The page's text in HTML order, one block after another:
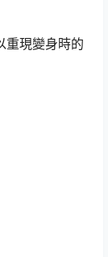
重現變身時的